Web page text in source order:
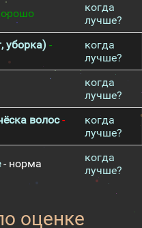
когда
лучше?
уборка) -
когда
лучше?
когда
лучше?
волос-
когда
лучше?
- норма
когда
лучше?
оценке